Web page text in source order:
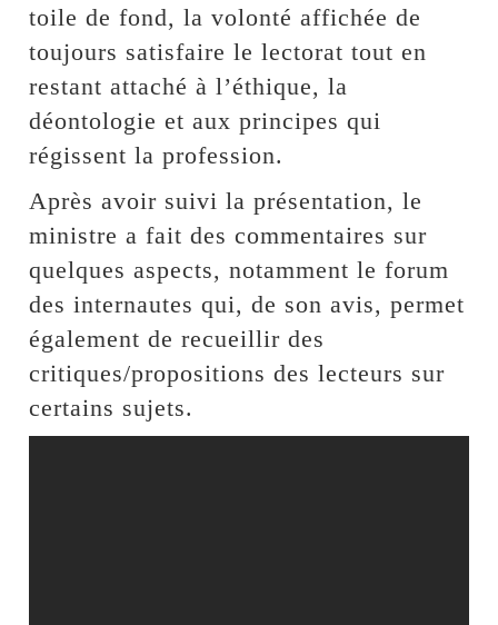
toile de fond, la volonté affichée de
toujours satisfaire le lectorat tout en
restant attaché à l’éthique, la
déontologie et aux principes qui
régissent la profession.
Après avoir suivi la présentation, le
ministre a fait des commentaires sur
quelques aspects, notamment le forum
des internautes qui, de son avis, permet
également de recueillir des
critiques/propositions des lecteurs sur
certains sujets.